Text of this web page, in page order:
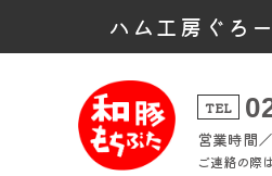
ハム工房ぐろ
TEL
営業時間
ご連絡の際